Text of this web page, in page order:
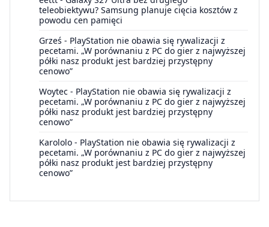
teleobiektywu? Samsung planuje cięcia kosztów z
powodu cen pamięci
Grześ - PlayStation nie obawia się rywalizacji z
pecetami. „W porównaniu z PC do gier z najwyższej
półki nasz produkt jest bardziej przystępny
cenowo”
Woytec - PlayStation nie obawia się rywalizacji z
pecetami. „W porównaniu z PC do gier z najwyższej
półki nasz produkt jest bardziej przystępny
cenowo”
Karololo - PlayStation nie obawia się rywalizacji z
pecetami. „W porównaniu z PC do gier z najwyższej
półki nasz produkt jest bardziej przystępny
cenowo”